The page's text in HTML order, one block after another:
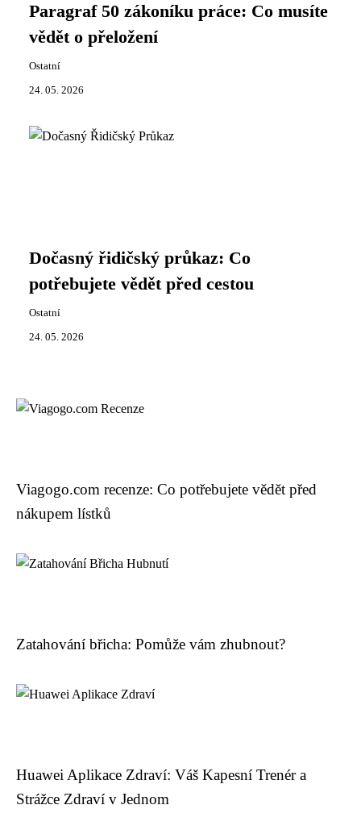
Paragraf 50 zákoníku práce: Co musíte
vědět o přeložení
Ostatní
24. 05. 2026
Dočasný řidičský průkaz: Co
potřebujete vědět před cestou
Ostatní
24. 05. 2026
Viagogo.com recenze: Co potřebujete vědět před
nákupem lístků
Zatahování břicha: Pomůže vám zhubnout?
Huawei Aplikace Zdraví: Váš Kapesní Trenér a
Strážce Zdraví v Jednom